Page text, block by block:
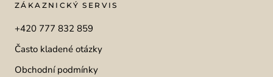
ZÁKAZNICKÝ SERVIS
+420 777 832 859
Často kladené otázky
Obchodní podmínky